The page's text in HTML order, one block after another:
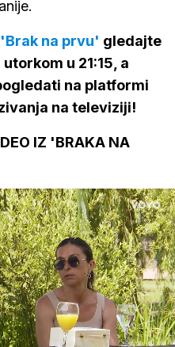
'Brak na prvu' gledajte
u 21:15, a
na platformi
na televiziji!
IZ 'BRAKA NA